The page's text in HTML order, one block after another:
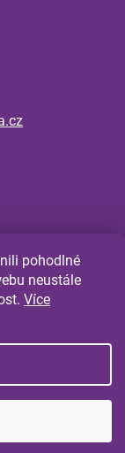
pohodlné
neustále
Více